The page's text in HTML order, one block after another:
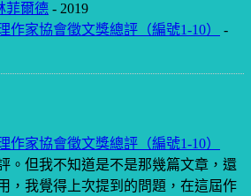
菲爾德 - 2019
作家協會徵文獎總評（編號1-10）
-
作家協會徵文獎總評（編號1-10）
。但我不知道是不是那幾篇文章，還
，我覺得上次提到的問題，在這屆作